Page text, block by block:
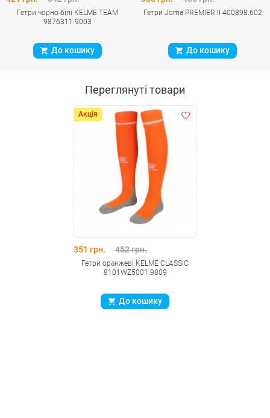
Гетри чорно-білі KELME TEAM
9876311.9003
До кошику
Гетри Joma PREMIER II 400898.602
До кошику
Переглянуті товари
Акція
351 грн. 452 грн.
Гетри оранжеві KELME CLASSIC
8101WZ5001.9809
До кошику